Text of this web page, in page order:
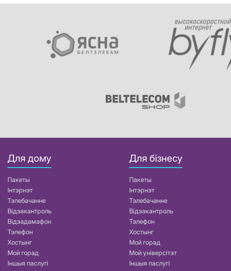
Для дому
Пакеты
Інтэрнэт
Тэлебачанне
Відэакантроль
Відэадамафон
Тэлефон
Хостынг
Мой горад
Іншыя паслугі
Для бізнесу
Пакеты
Інтэрнэт
Тэлебачанне
Відэакантроль
Тэлефон
Хостынг
Мой горад
Мой універсітэт
Іншыя паслугі